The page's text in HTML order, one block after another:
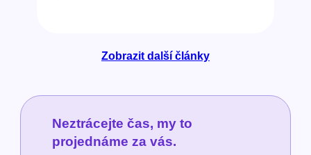
Zobrazit další články
Neztrácejte čas, my to
projednáme za vás.